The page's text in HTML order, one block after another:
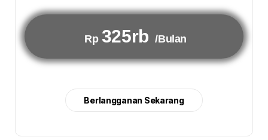
Rp 325rb /Bulan
Berlangganan Sekarang